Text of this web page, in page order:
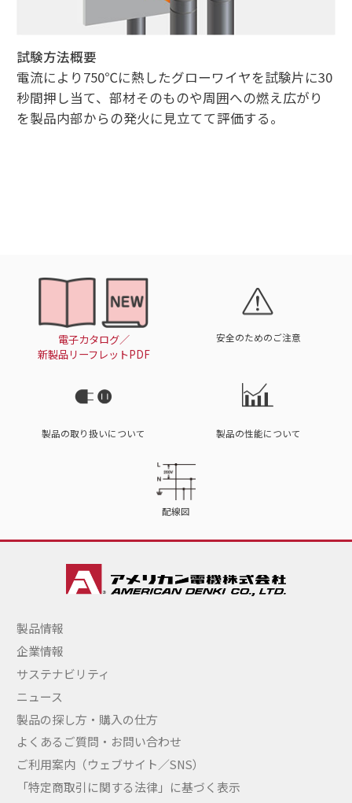
試験方法概要
電流により750℃に熱したグローワイヤを試験片に30
秒間押し当て、部材そのものや周囲への燃え広がり
を製品内部からの発火に見立てて評価する。
電子カタログ／
新製品リーフレットPDF
安全のためのご注意
製品の取り扱いについて 製品の性能について
配線図
製品情報
企業情報
サステナビリティ
ニュース
製品の探し方・購入の仕方
よくあるご質問・お問い合わせ
ご利用案内（ウェブサイト／SNS）
「特定商取引に関する法律」に基づく表示